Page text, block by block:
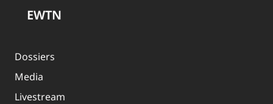
EWTN
Dossiers
Media
Livestream